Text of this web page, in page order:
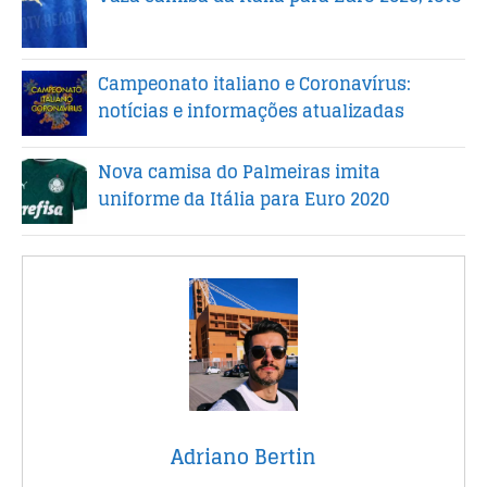
Campeonato italiano e Coronavírus:
notícias e informações atualizadas
Nova camisa do Palmeiras imita
uniforme da Itália para Euro 2020
Adriano Bertin